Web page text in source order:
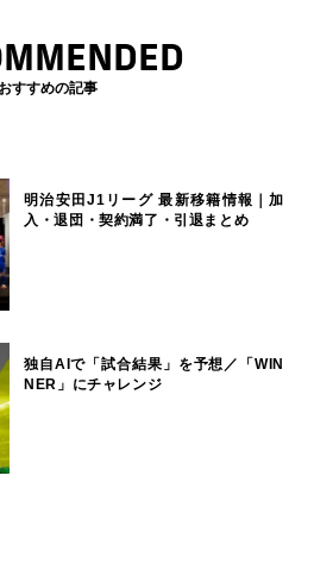
おすすめの記事
明治安田J1リーグ 最新移籍情報｜加
入・退団・契約満了・引退まとめ
独自AIで「試合結果」を予想／「WIN
NER」にチャレンジ